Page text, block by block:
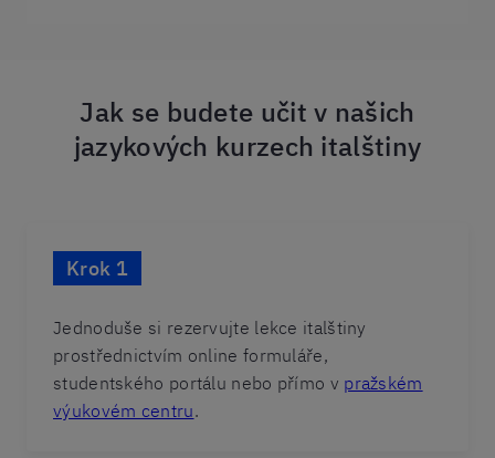
Jak se budete učit v našich
jazykových kurzech italštiny
Krok 1
Jednoduše si rezervujte lekce italštiny
prostřednictvím online formuláře,
studentského portálu nebo přímo v pražském
výukovém centru.